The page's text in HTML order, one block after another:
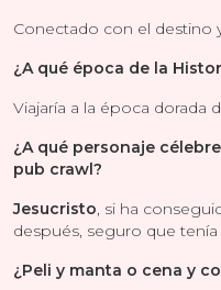
Conectado con el destino
¿A qué época de la
Viajaría a la época dorada
¿A qué personaje
pub crawl?
Jesucristo, si ha
después, seguro que
¿Peli y manta o cena y